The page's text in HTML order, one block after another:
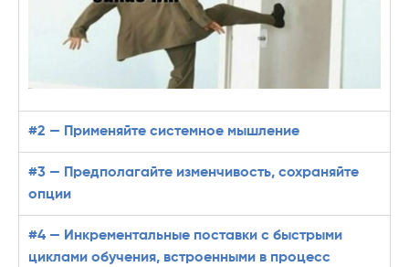
#2 — Применяйте системное мышление
#3 — Предполагайте изменчивость, сохраняйте
опции
#4 — Инкрементальные поставки с быстрыми
циклами обучения, встроенными в процесс